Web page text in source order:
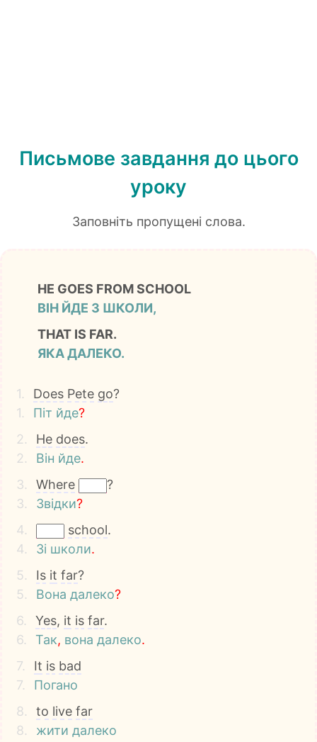
Письмове завдання до цього
уроку
Заповніть пропущені слова.
HE GOES FROM SCHOOL
ВІН ЙДЕ З ШКОЛИ,
THAT IS FAR.
ЯКА ДАЛЕКО.
1. Does Pete go?
1.
Піт йде?
2.
He does.
2.
Він йде.
3.
Where
?
3.
Звідки?
4.
school.
4.
Зі школи.
5.
Is it far?
5.
Вона далеко?
6.
Yes, it is far.
6.
Так, вона далеко.
7.
It is bad
7.
Погано
8.
to live far
8.
жити далеко